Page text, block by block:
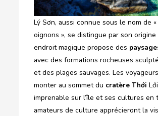
Lý Sơn, aussi connue sous le nom de «
oignons », se distingue par son
endroit magique propose des
avec des formations rocheuses
et des plages sauvages. Les
monter au sommet du cratère Thới
imprenable sur l’île et ses cultures en
amateurs de culture apprécieront la